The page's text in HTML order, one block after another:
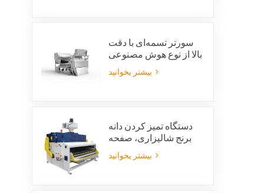
سورتر تسمه‌ای با دقت
بالا از نوع هوش مصنوعی
ویژن
دستگاه تمیز کردن دانه
برنج شالیزاری، صفحه
تمیز کردن ارتعاشی
شالیزاری، الک ارتعاشی،